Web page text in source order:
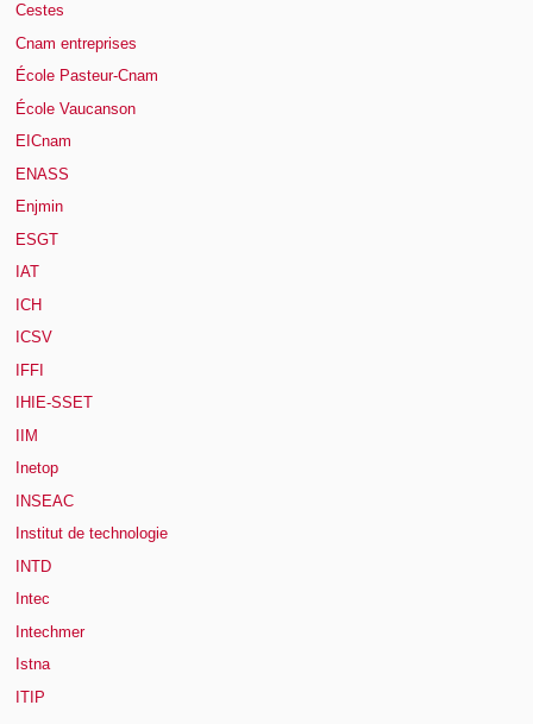
Cestes
Cnam entreprises
École Pasteur-Cnam
École Vaucanson
EICnam
ENASS
Enjmin
ESGT
IAT
ICH
ICSV
IFFI
IHIE-SSET
IIM
Inetop
INSEAC
Institut de technologie
INTD
Intec
Intechmer
Istna
ITIP